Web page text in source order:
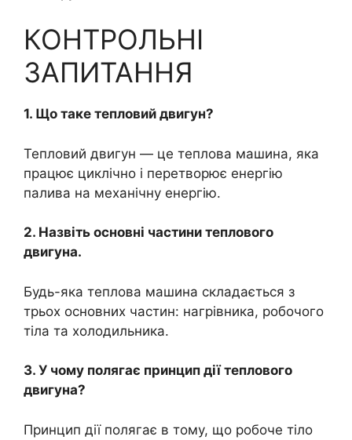
КОНТРОЛЬНІ
ЗАПИТАННЯ
1. Що таке тепловий двигун?
Тепловий двигун — це теплова машина, яка
працює циклічно і перетворює енергію
палива на механічну енергію.
2. Назвіть основні частини теплового
двигуна.
Будь-яка теплова машина складається з
трьох основних частин: нагрівника, робочого
тіла та холодильника.
3. У чому полягає принцип дії теплового
двигуна?
Принцип дії полягає в тому, що робоче тіло